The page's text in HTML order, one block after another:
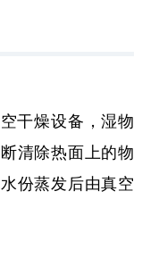
干燥设备，湿物
清除热面上的物
份蒸发后由真空